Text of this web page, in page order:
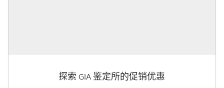
探索 GIA 鉴定所的促销优惠